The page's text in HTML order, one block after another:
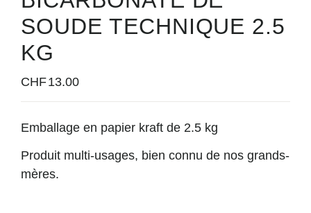
SOUDE TECHNIQUE 2.5
KG
CHF13.00
Emballage en papier kraft de 2.5 kg
Produit multi-usages, bien connu de nos grands-
mères.